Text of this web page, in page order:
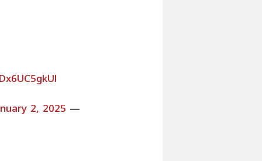
— Screen Rant (@screenrant)
2, 2025